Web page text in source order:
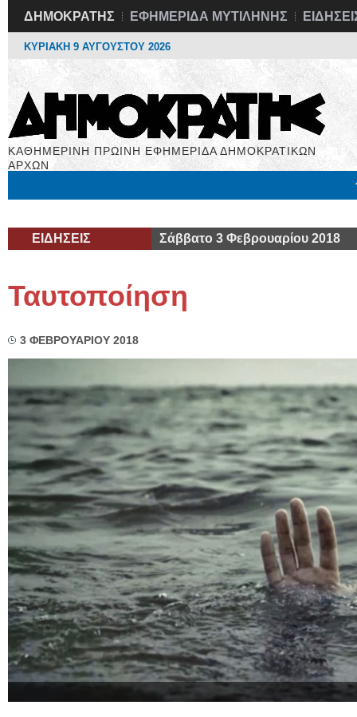
ΔΗΜΟΚΡΑΤΗΣ ΕΦΗΜΕΡΙΔΑ ΜΥΤΙΛΗΝΗΣ
ΚΥΡΙΑΚΗ 9 ΑΥΓΟΥΣΤΟΥ 2026
ΚΑΘΗΜΕΡΙΝΗ ΠΡΩΙΝΗ ΕΦΗΜΕΡΙΔΑ ΔΗΜΟΚΡΑΤΙΚΩΝ
ΑΡΧΩΝ
ΕΙΔΗΣΕΙΣ Σάββατο 3 Φεβρουαρίου 2018
Ταυτοποίηση
3 ΦΕΒΡΟΥΑΡΙΟΥ 2018